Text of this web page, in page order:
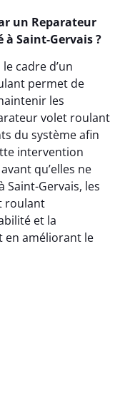
un Reparateur
Saint-Gervais ?
cadre d’un
permet de
les
volet roulant
du système afin
intervention
qu’elles ne
Gervais, les
roulant
et la
en améliorant le